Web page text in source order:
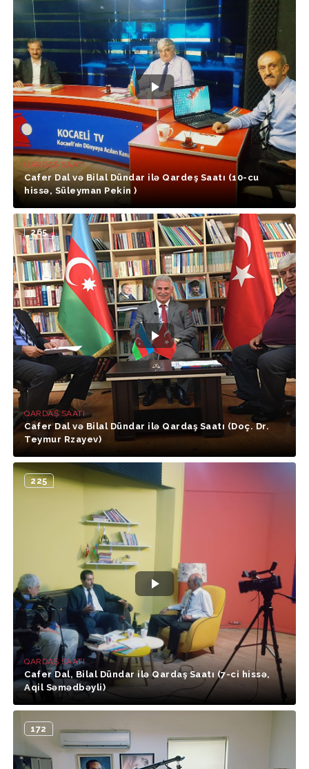
QARDAŞ SAATI
Cafer Dal və Bilal Dündar ilə Qardeş Saatı (10-cu
hissə, Süleyman Pekin )
265
QARDAŞ SAATI
Cafer Dal və Bilal Dündar ilə Qardaş Saatı (Doç. Dr.
Teymur Rzayev)
225
QARDAŞ SAATI
Cafer Dal, Bilal Dündar ilə Qardaş Saatı (7-ci hissə,
Aqil Səmədbəyli)
172